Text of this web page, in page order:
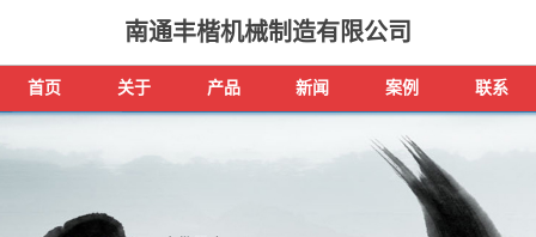
南通丰楷机械制造有限公司
首页 关于 产品 新闻 案例 联系